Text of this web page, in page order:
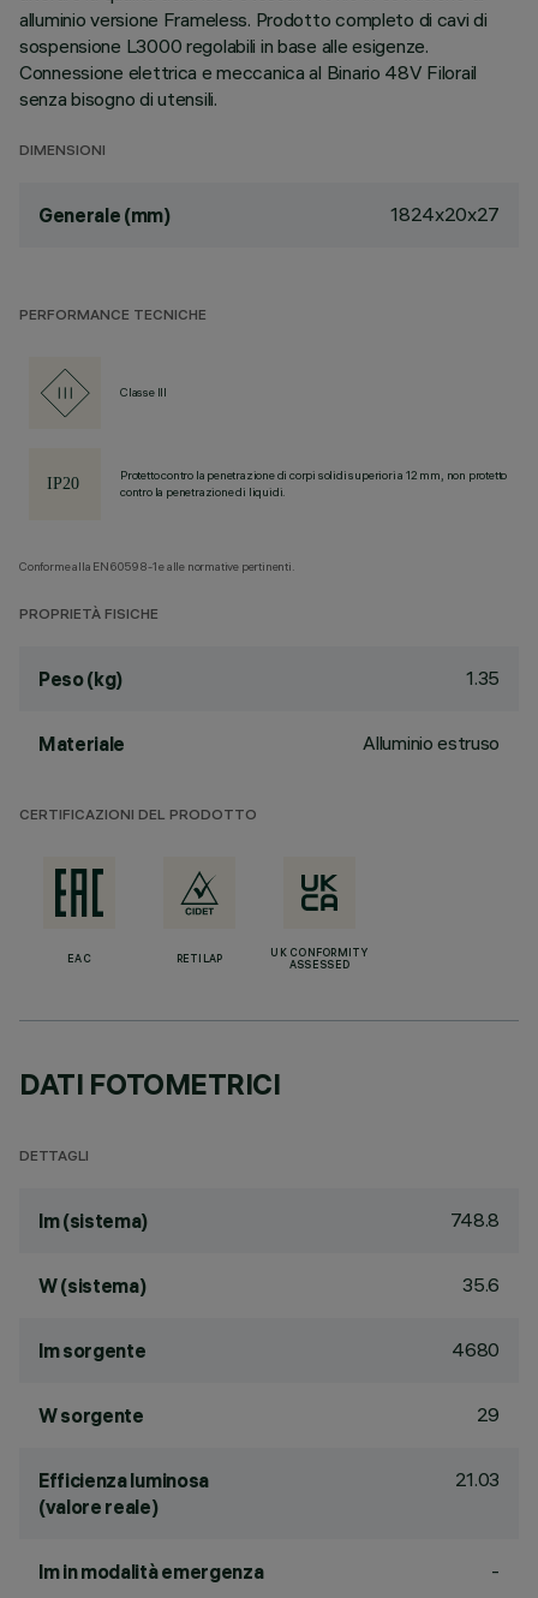
alluminio versione Frameless. Prodotto completo di cavi di
sospensione L3000 regolabili in base alle esigenze.
Connessione elettrica e meccanica al Binario 48V Filorail
senza bisogno di utensili.
DIMENSIONI
Generale (mm) 1824x20x27
PERFORMANCE TECNICHE
Classe III
Protetto contro la penetrazione di corpi solidi superiori a 12 mm, non protetto
contro la penetrazione di liquidi.
Conforme alla EN60598-1 e alle normative pertinenti.
PROPRIETÀ FISICHE
Peso (kg) 1.35
Materiale Alluminio estruso
CERTIFICAZIONI DEL PRODOTTO
EAC RETILAP
UK CONFORMITY
ASSESSED
DATI FOTOMETRICI
DETTAGLI
lm (sistema) 748.8
W (sistema) 35.6
lm sorgente 4680
W sorgente 29
Efficienza luminosa
(valore reale)
21.03
lm in modalità emergenza -